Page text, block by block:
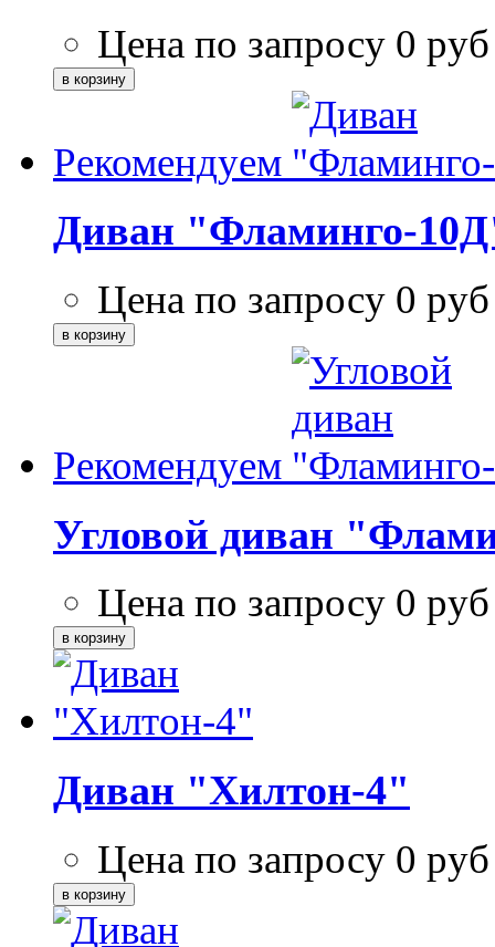
Цена по запросу 0 руб
Рекомендуем
Диван "Фламинго-
Цена по запросу 0 руб
Рекомендуем
Угловой диван
Цена по запросу 0 руб
Диван "Хилтон-4"
Цена по запросу 0 руб